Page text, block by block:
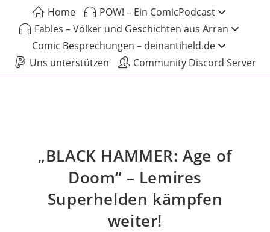
Home
POW! – Ein ComicPodcast
Fables – Völker und Geschichten aus Arran
Comic Besprechungen – deinantiheld.de
Uns unterstützen
Community Discord Server
„BLACK HAMMER: Age of
Doom“ – Lemires
Superhelden kämpfen
weiter!